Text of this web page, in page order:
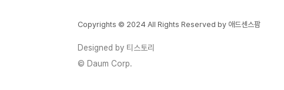
Copyrights © 2024 All Rights Reserved by 애드센스팜
Designed by 티스토리
© Daum Corp.